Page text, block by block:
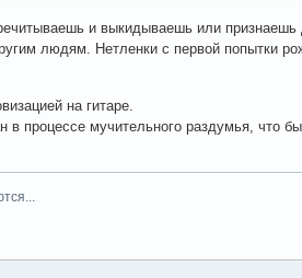
и выкидываешь или признаешь
людям. Нетленки с первой попытки
на гитаре.
процессе мучительного раздумья, что